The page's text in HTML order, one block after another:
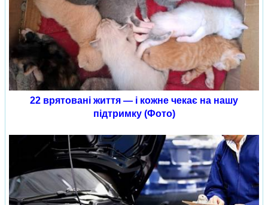
22 врятовані життя — і кожне чекає на нашу
підтримку (Фото)